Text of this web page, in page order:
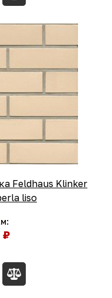
Feldhaus Klinker
liso
₽